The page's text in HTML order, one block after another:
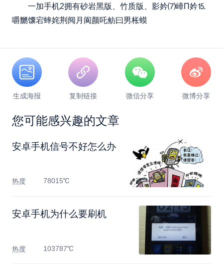
一加手机2拥有砂岩黑版、竹质版、影妗⑺嶂Π妗⒖
嚼嬲馕宕蟀姹荆阋月阆颜吒鲂曰男枨蟆
生成海报 复制链接 微信分享 微博分享
您可能感兴趣的文章
安卓手机信号不好怎么办
热度 78015℃
安卓手机为什么要刷机
热度 103787℃